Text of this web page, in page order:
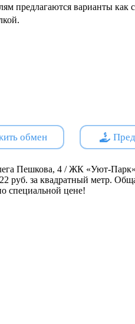
предлагаются варианты как
прогулок.
наhttps://наш.дом.рф
обмен
Пешкова, 4 / ЖК «Уют-Парк»
руб. за квадратный метр.
специальной цене!